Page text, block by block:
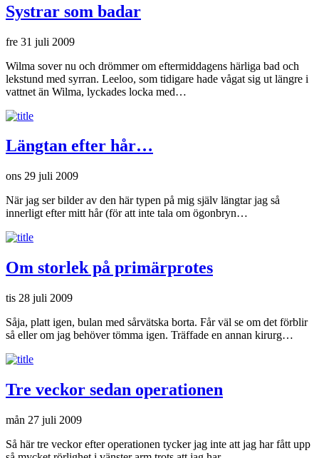
Systrar som badar
fre 31 juli 2009
Wilma sover nu och drömmer om eftermiddagens härliga bad och
lekstund med syrran. Leeloo, som tidigare hade vågat sig ut längre i
vattnet än Wilma, lyckades locka med…
Längtan efter hår…
ons 29 juli 2009
När jag ser bilder av den här typen på mig själv längtar jag så
innerligt efter mitt hår (för att inte tala om ögonbryn…
Om storlek på primärprotes
tis 28 juli 2009
Såja, platt igen, bulan med sårvätska borta. Får väl se om det förblir
så eller om jag behöver tömma igen. Träffade en annan kirurg…
Tre veckor sedan operationen
mån 27 juli 2009
Så här tre veckor efter operationen tycker jag inte att jag har fått upp